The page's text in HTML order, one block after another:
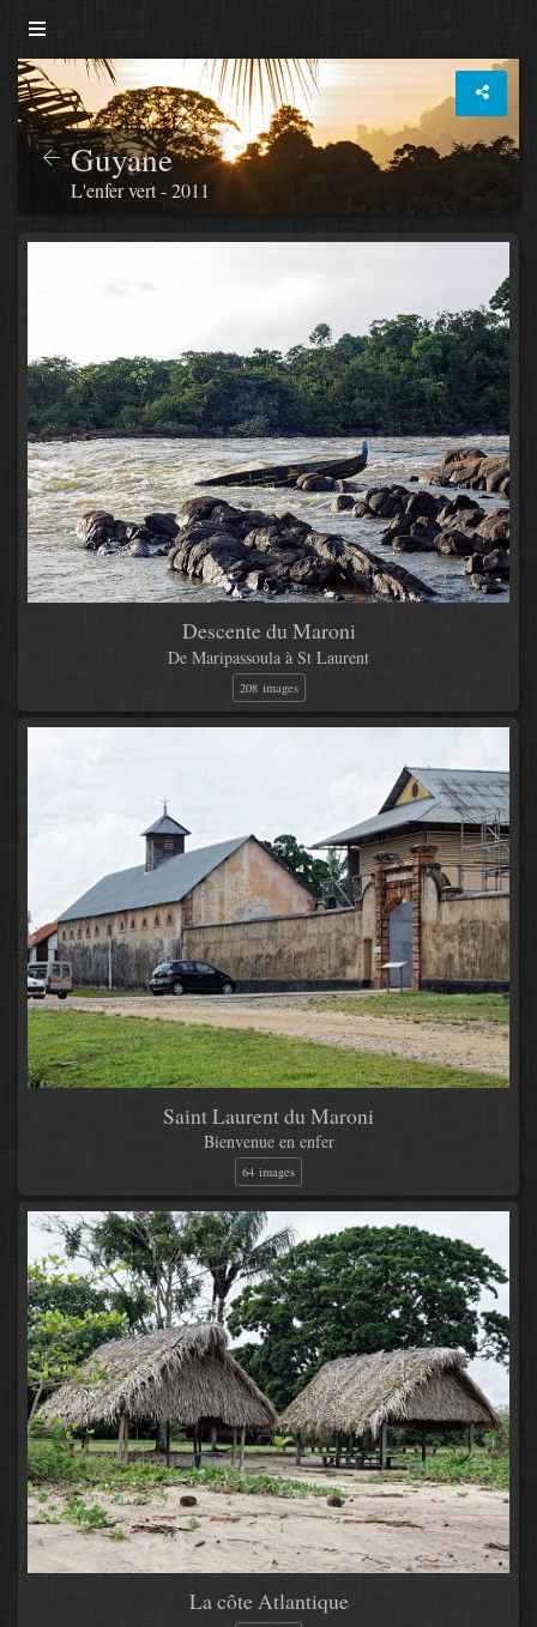
Guyane
L'enfer vert - 2011
Descente du Maroni
De Maripassoula à St Laurent
208 images
Saint Laurent du Maroni
Bienvenue en enfer
64 images
La côte Atlantique